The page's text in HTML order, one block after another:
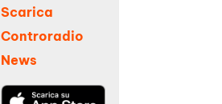
Scarica
Controradio
News